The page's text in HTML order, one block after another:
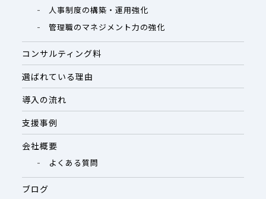
人事制度の構築・運用強化
管理職のマネジメント力の強化
コンサルティング料
選ばれている理由
導入の流れ
支援事例
会社概要
よくある質問
ブログ